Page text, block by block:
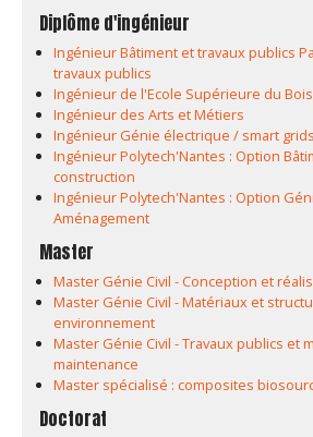
Diplôme d'ingénieur
Ingénieur Bâtiment et travaux publics
travaux publics
Ingénieur de l'Ecole Supérieure du Bois
Ingénieur des Arts et Métiers
Ingénieur Génie électrique / smart grids
Ingénieur Polytech'Nantes : Option
construction
Ingénieur Polytech'Nantes : Option
Aménagement
Master
Master Génie Civil - Conception et
Master Génie Civil - Matériaux et
environnement
Master Génie Civil - Travaux publics et
maintenance
Master spécialisé : composites
Doctorat